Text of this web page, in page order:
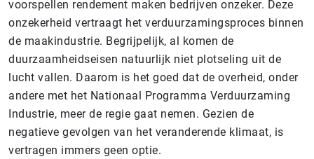
voorspellen rendement maken bedrijven onzeker. Deze
onzekerheid vertraagt het verduurzamingsproces binnen
de maakindustrie. Begrijpelijk, al komen de
duurzaamheidseisen natuurlijk niet plotseling uit de
lucht vallen. Daarom is het goed dat de overheid, onder
andere met het Nationaal Programma Verduurzaming
Industrie, meer de regie gaat nemen. Gezien de
negatieve gevolgen van het veranderende klimaat, is
vertragen immers geen optie.